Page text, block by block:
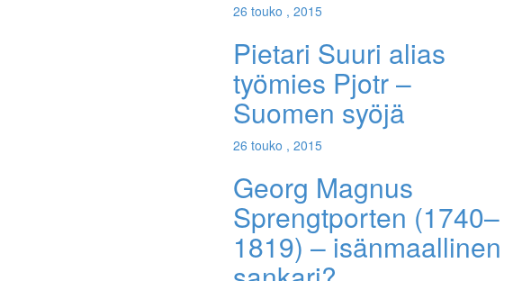
26 touko , 2015
Pietari Suuri alias
työmies Pjotr –
Suomen syöjä
26 touko , 2015
Georg Magnus
Sprengtporten (1740–
1819) – isänmaallinen